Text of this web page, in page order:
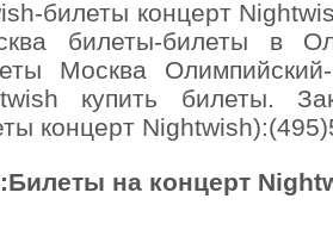
билеты концерт
билеты-билеты в
Москва
купить билеты.
концерт
на концерт